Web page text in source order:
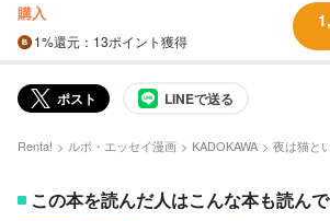
購入
1%還元 ：13ポイント獲得
ポスト LINEで送る
Renta! ルポ・エッセイ漫画 KADOKAWA 夜は猫と
この本を読んだ人はこんな本も読ん